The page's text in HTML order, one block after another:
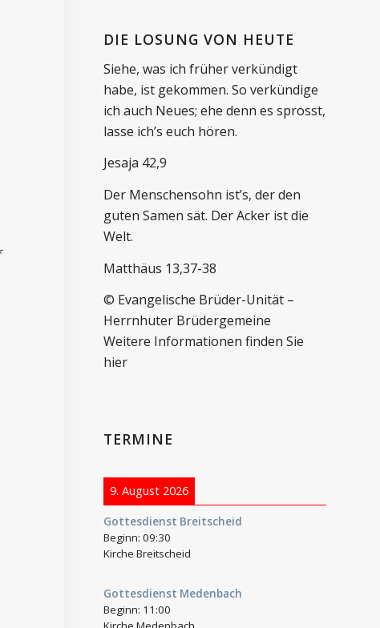
DIE LOSUNG VON HEUTE
Siehe, was ich früher verkündigt
habe, ist gekommen. So verkündige
ich auch Neues; ehe denn es sprosst,
lasse ich’s euch hören.
Jesaja 42,9
Der Menschensohn ist’s, der den
guten Samen sät. Der Acker ist die
Welt.
Matthäus 13,37-38
© Evangelische Brüder-Unität –
Herrnhuter Brüdergemeine
Weitere Informationen finden Sie
hier
TERMINE
9. August 2026
Gottesdienst Breitscheid
Beginn:09:30
Kirche Breitscheid
Gottesdienst Medenbach
Beginn: 11:00